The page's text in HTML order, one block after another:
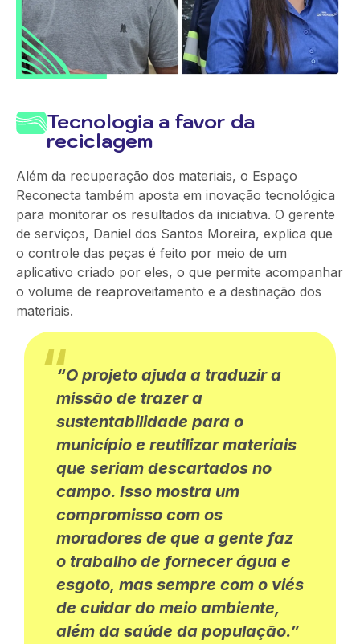
Tecnologia a favor da
reciclagem
Além da recuperação dos materiais, o Espaço
Reconecta também aposta em inovação tecnológica
para monitorar os resultados da iniciativa. O gerente
de serviços, Daniel dos Santos Moreira, explica que
o controle das peças é feito por meio de um
aplicativo criado por eles, o que permite acompanhar
o volume de reaproveitamento e a destinação dos
materiais.
“O projeto ajuda a traduzir a
missão de trazer a
sustentabilidade para o
município e reutilizar materiais
que seriam descartados no
campo. Isso mostra um
compromisso com os
moradores de que a gente faz
o trabalho de fornecer água e
esgoto, mas sempre com o viés
de cuidar do meio ambiente,
além da saúde da população.”